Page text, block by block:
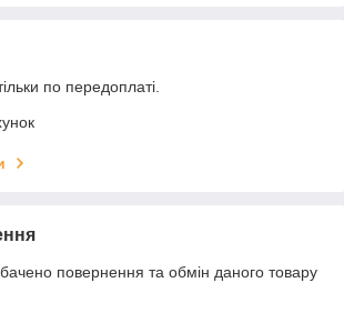
по передоплаті.
повернення та обмін даного товару